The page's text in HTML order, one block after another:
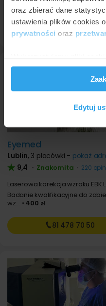
oraz zbierać dane
ustawienia plików cookies
prywatności oraz
i reklam, aby oferować
analizować ruch w naszej
korzystasz z naszej
społecznościowym,
otrzymanymi od Ciebie lub
Edytuj
Laserowa korekcja wzroku Z-
22 62653 30
Eyemed
Lublin,3 placówki - pokaż
9,4 • Znakomita • 220
Laserowa korekcja wzroku EBK
Badanie kwalifikacyjne do
wz...
400 zł
81 478 70 50